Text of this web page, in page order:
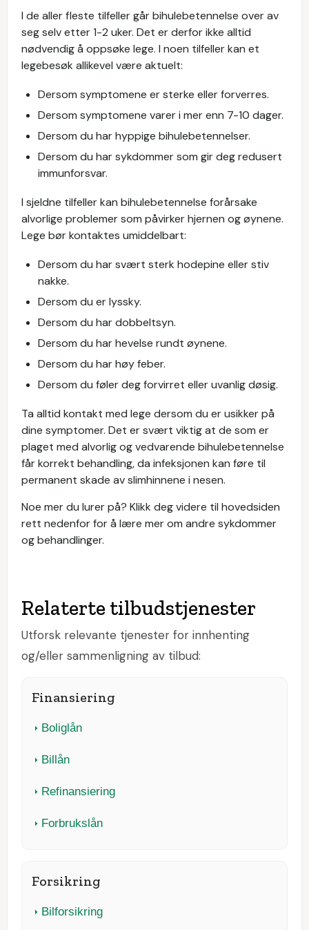
I de aller fleste tilfeller går bihulebetennelse over av
seg selv etter 1-2 uker. Det er derfor ikke alltid
nødvendig å oppsøke lege. I noen tilfeller kan et
legebesøk allikevel være aktuelt:
Dersom symptomene er sterke eller forverres.
Dersom symptomene varer i mer enn 7-10 dager.
Dersom du har hyppige bihulebetennelser.
Dersom du har sykdommer som gir deg redusert
immunforsvar.
I sjeldne tilfeller kan bihulebetennelse forårsake
alvorlige problemer som påvirker hjernen og øynene.
Lege bør kontaktes umiddelbart:
Dersom du har svært sterk hodepine eller stiv
nakke.
Dersom du er lyssky.
Dersom du har dobbeltsyn.
Dersom du har hevelse rundt øynene.
Dersom du har høy feber.
Dersom du føler deg forvirret eller uvanlig døsig.
Ta alltid kontakt med lege dersom du er usikker på
dine symptomer. Det er svært viktig at de som er
plaget med alvorlig og vedvarende bihulebetennelse
får korrekt behandling, da infeksjonen kan føre til
permanent skade av slimhinnene i nesen.
Noe mer du lurer på? Klikk deg videre til hovedsiden
rett nedenfor for å lære mer om andre sykdommer
og behandlinger.
Relaterte tilbudstjenester
Utforsk relevante tjenester for innhenting
og/eller sammenligning av tilbud:
Finansiering
Boliglån
Billån
Refinansiering
Forbrukslån
Forsikring
Bilforsikring